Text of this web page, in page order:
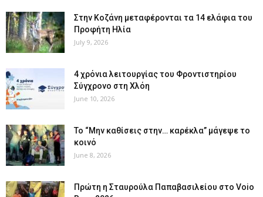
Στην Κοζάνη μεταφέρονται τα 14 ελάφια του
Προφήτη Ηλία
July 9, 2026
4 χρόνια λειτουργίας του Φροντιστηρίου
Σύγχρονο στη Χλόη
June 10, 2026
Το “Μην καθίσεις στην… καρέκλα” μάγεψε το
κοινό
June 8, 2026
Πρώτη η Σταυρούλα Παπαβασιλείου στο Voio